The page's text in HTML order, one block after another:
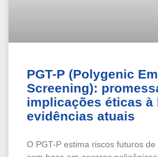
PGT-P (Polygenic
Screening):
implicações éticas à
evidências atuais
O PGT-P estima riscos futuros